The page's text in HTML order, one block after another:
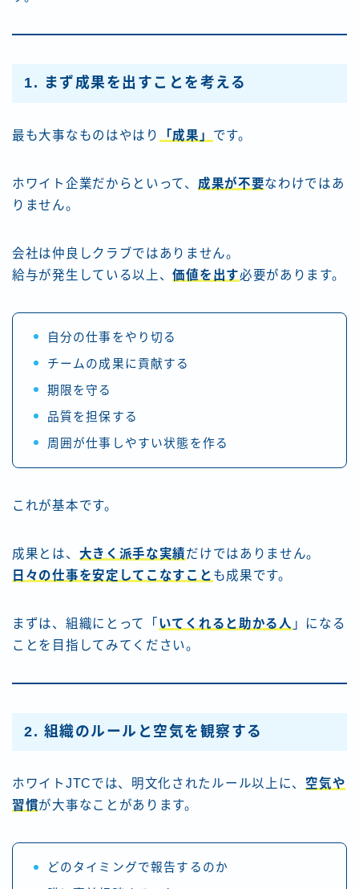
1. まず成果を出すことを考える
最も大事なものはやはり 「成果」 です。
ホワイト企業だからといって、 成果が不要なわけではあ
りません。
会社は仲良しクラブではありません。
給与が発生している以上、価値を出す必要があります。
自分の仕事をやり切る
チームの成果に貢献する
期限を守る
品質を担保する
周囲が仕事しやすい状態を作る
これが基本です。
成果とは、 大きく派手な実績だけではありません。
日々の仕事を安定してこなすこと も成果です。
まずは、組織にとって「 いてくれると助かる人 」になる
ことを目指してみてください。
2. 組織のルールと空気を観察する
ホワイトJTCでは、明文化されたルール以上に、 空気や
習慣が大事なことがあります。
どのタイミングで報告するのか